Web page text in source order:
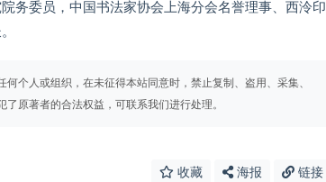
务委员，中国书法家协会上海分会名誉理事、西泠印
个人或组织，在未征得本站同意时，禁止复制、盗用、采集、
原著者的合法权益，可联系我们进行处理。
收藏 海报 链接